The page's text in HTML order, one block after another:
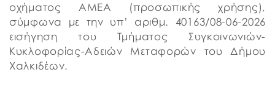
οχήματος ΑΜΕΑ (προσωπικής χρήσης),
σύμφωνα με την υπ’ αριθμ. 40163/08-06-2026
εισήγηση του Τμήματος Συγκοινωνιών-
Κυκλοφορίας-Αδειών Μεταφορών του Δήμου
Χαλκιδέων.